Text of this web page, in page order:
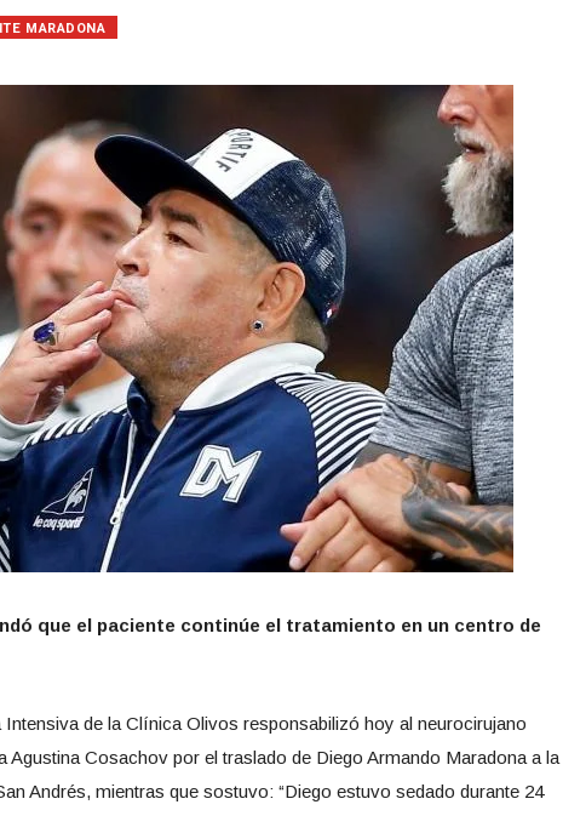
MARADONA
que el paciente continúe el tratamiento en un centro de
Intensiva de la Clínica Olivos responsabilizó hoy al neurocirujano
Agustina Cosachov por el traslado de Diego Armando Maradona a la
Andrés, mientras que sostuvo: “Diego estuvo sedado durante 24